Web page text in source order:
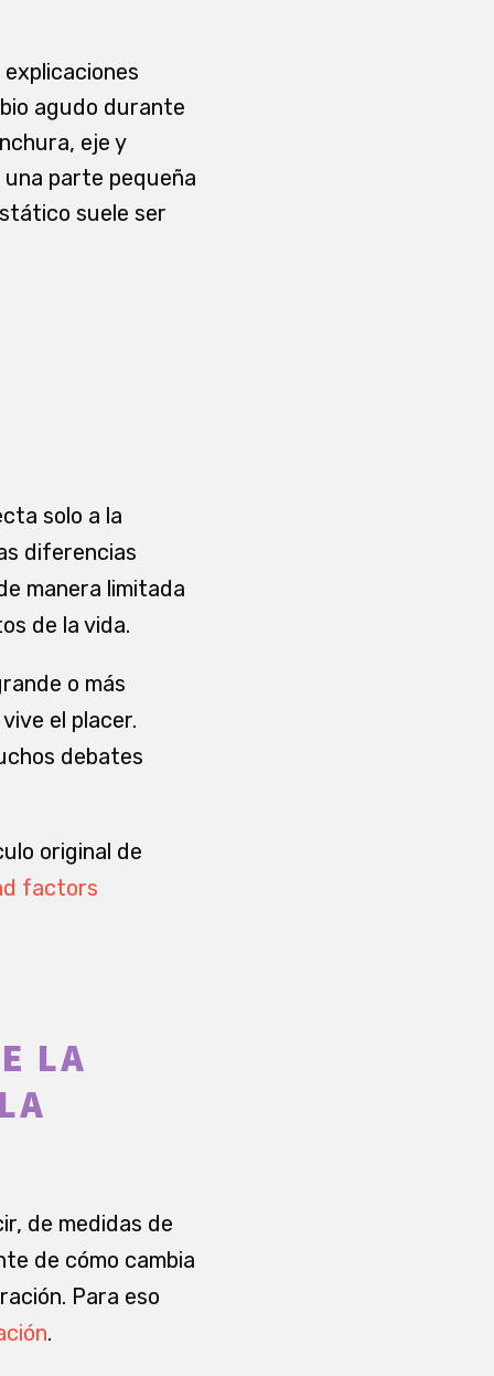
agudo durante
eje y
parte pequeña
suele ser
solo a la
diferencias
manera limitada
de la vida.
o más
el placer.
debates
original de
factors
LA
de medidas de
de cómo cambia
Para eso
.